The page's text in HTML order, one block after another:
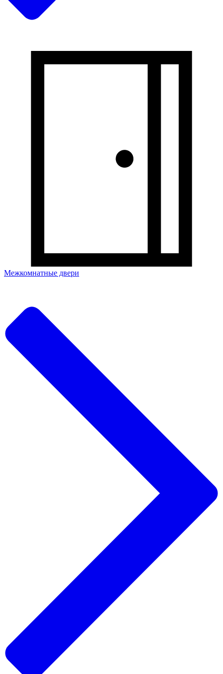
Межкомнатные двери